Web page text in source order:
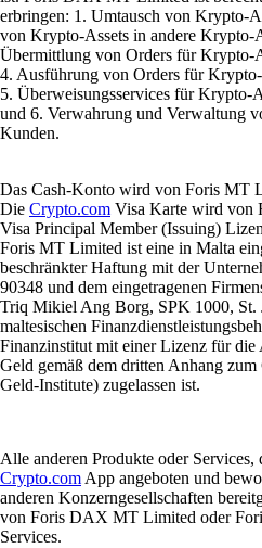
erbringen: 1. Umtausch von Krypto-
von Krypto-Assets in andere Krypto-
Übermittlung von Orders für Krypto-
4. Ausführung von Orders für
5. Überweisungsservices für Krypto-
und 6. Verwahrung und Verwaltung
Kunden.
Das Cash-Konto wird von Foris MT
Die Crypto.com Visa Karte wird von
Visa Principal Member (Issuing)
Foris MT Limited ist eine in Malta
beschränkter Haftung mit der
90348 und dem eingetragenen
Triq Mikiel Ang Borg, SPK 1000, St.
maltesischen
Finanzinstitut mit einer Lizenz für die
Geld gemäß dem dritten Anhang
Geld-Institute) zugelassen ist.
Alle anderen Produkte oder Services,
Crypto.com App angeboten und
anderen Konzerngesellschaften
von Foris DAX MT Limited oder
Services.